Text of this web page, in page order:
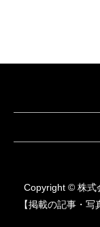
Copyright © 株式
【掲載の記事・